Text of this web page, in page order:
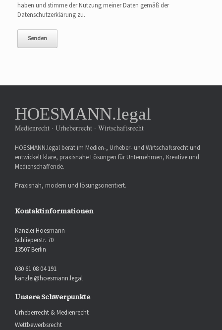
haben und stimme der Nutzung meiner Daten gemäß der
Datenschutzerklärung zu.
HOESMANN.legal
Medienrecht · Urheberrecht · Wirtschaftsrecht
HOESMANN.legal berät im Medien-, Urheber- und Wirtschaftsrecht und
entwickelt klare, praxisnahe Lösungen für Unternehmen, Kreative und
Medienschaffende.
Praxisnah, modern und lösungsorientiert.
Kontaktinformationen
Kanzlei Hoesmann
Schlieperstr. 70
13507 Berlin
030 61 08 04 191
kanzlei@hoesmann.legal
Unsere Schwerpunkte
Urheberrecht & Medienrecht
Wettbewerbsrecht